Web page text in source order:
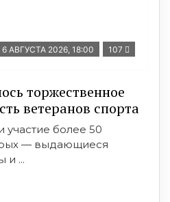
6 АВГУСТА 2026, 18:00 107
торжественное
ветеранов спорта
участие более 50
— выдающиеся
и ...